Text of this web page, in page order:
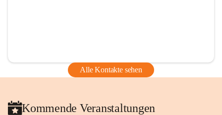
Alle Kontakte sehen
Kommende Veranstaltungen